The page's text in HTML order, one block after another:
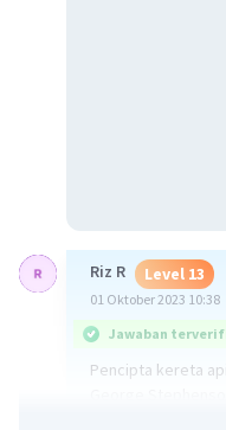
Riz R Level 13
01 Oktober 2023 10:38
Jawaban
Pencipta kereta